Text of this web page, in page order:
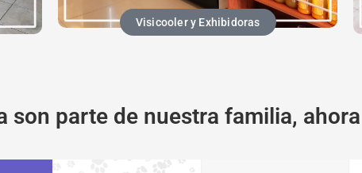
Visicooler y Exhibidoras
son parte de nuestra familia,